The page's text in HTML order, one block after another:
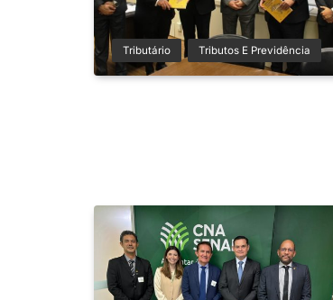
Tributário Tributos E Previdência